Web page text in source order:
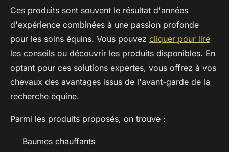
Ces produits sont souvent le résultat d'années
d'expérience combinées à une passion profonde
pour les soins équins. Vous pouvez cliquer pour lire
les conseils ou découvrir les produits disponibles. En
optant pour ces solutions expertes, vous offrez à vos
chevaux des avantages issus de l'avant-garde de la
recherche équine.
Parmi les produits proposés, on trouve :
Baumes chauffants